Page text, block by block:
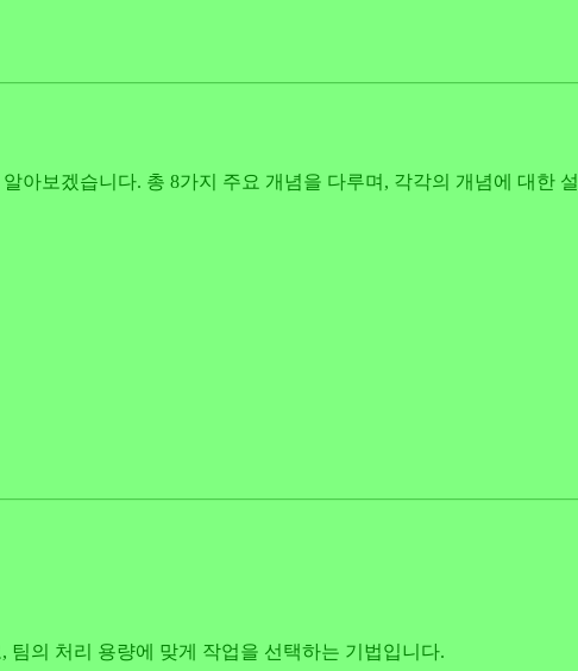
아보겠습니다. 총 8가지 주요 개념을 다루며, 각각의 개념에 대한
의 처리 용량에 맞게 작업을 선택하는 기법입니다.